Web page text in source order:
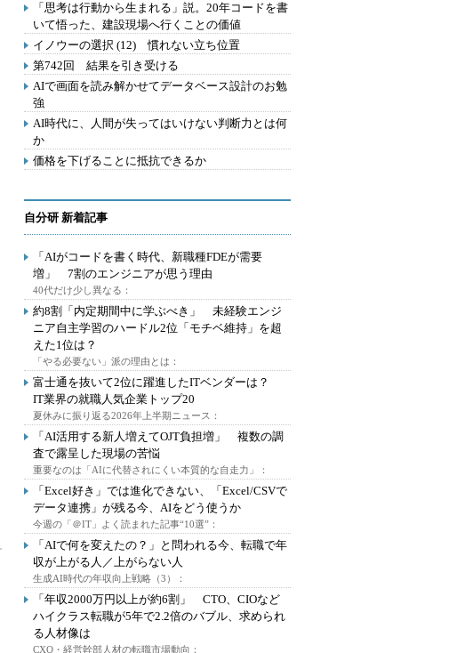
「思考は行動から生まれる」説。20年コードを書
いて悟った、建設現場へ行くことの価値
イノウーの選択 (12) 慣れない立ち位置
第742回 結果を引き受ける
AIで画面を読み解かせてデータベース設計のお勉
強
AI時代に、人間が失ってはいけない判断力とは何
か
価格を下げることに抵抗できるか
自分研 新着記事
「AIがコードを書く時代、新職種FDEが需要
増」 7割のエンジニアが思う理由
40代だけ少し異なる：
約8割「内定期間中に学ぶべき」 未経験エンジ
ニア自主学習のハードル2位「モチベ維持」を超
えた1位は？
「やる必要ない」派の理由とは：
富士通を抜いて2位に躍進したITベンダーは？
IT業界の就職人気企業トップ20
夏休みに振り返る2026年上半期ニュース：
「AI活用する新人増えてOJT負担増」 複数の調
査で露呈した現場の苦悩
重要なのは「AIに代替されにくい本質的な自走力」：
「Excel好き」では進化できない、「Excel/CSVで
データ連携」が残る今、AIをどう使うか
今週の「＠IT」よく読まれた記事“10選”：
「AIで何を変えたの？」と問われる今、転職で年
収が上がる人／上がらない人
生成AI時代の年収向上戦略（3）：
「年収2000万円以上が約6割」 CTO、CIOなど
ハイクラス転職が5年で2.2倍のバブル、求められ
る人材像は
CXO・経営幹部人材の転職市場動向：